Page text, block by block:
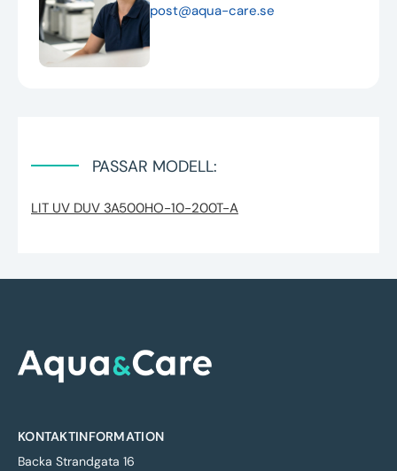
post@aqua-care.se
PASSAR MODELL:
LIT UV DUV 3A500HO-10-200T-A
KONTAKTINFORMATION
Backa Strandgata 16